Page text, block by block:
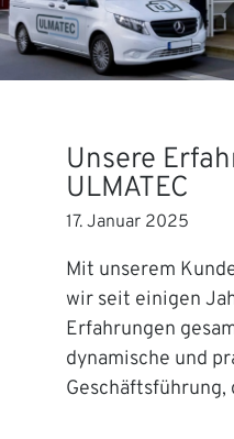
Unsere
ULMATEC
17. Januar 2025
Mit unserem
wir seit einigen
Erfahrungen
dynamische und
Geschäftsführung,